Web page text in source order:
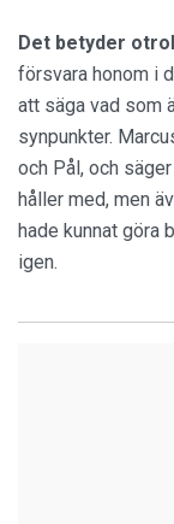
Det betyder
försvara honom i
att säga vad som
synpunkter.
och Pål, och
håller med, men
hade kunnat göra
igen.